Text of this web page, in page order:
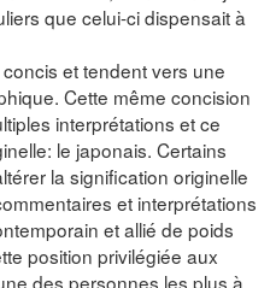
que celui-ci dispensait à
et tendent vers une
Cette même concision
interprétations et ce
le japonais. Certains
la signification originelle
et interprétations
et allié de poids
position privilégiée aux
des personnes les plus à